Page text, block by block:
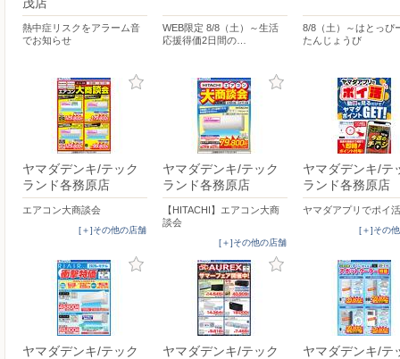
熱中症リスクをアラーム音
でお知らせ
WEB限定 8/8（土）～生活
応援得価2日間の…
8/8（土）～はとっぴ
たんじょうび
ヤマダデンキ/テック
ランド各務原店
エアコン大商談会
[＋]その他の店舗
ヤマダデンキ/テック
ランド各務原店
【HITACHI】エアコン大商
談会
[＋]その他の店舗
ヤマダデンキ/テ
ランド各務原店
ヤマダアプリでポイ活
[＋]その
ヤマダデンキ/テック
ヤマダデンキ/テック
ヤマダデンキ/テ